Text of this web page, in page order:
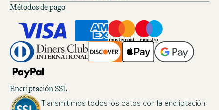
Métodos de pago
Encriptación SSL
Transmitimos todos los datos con la encriptación